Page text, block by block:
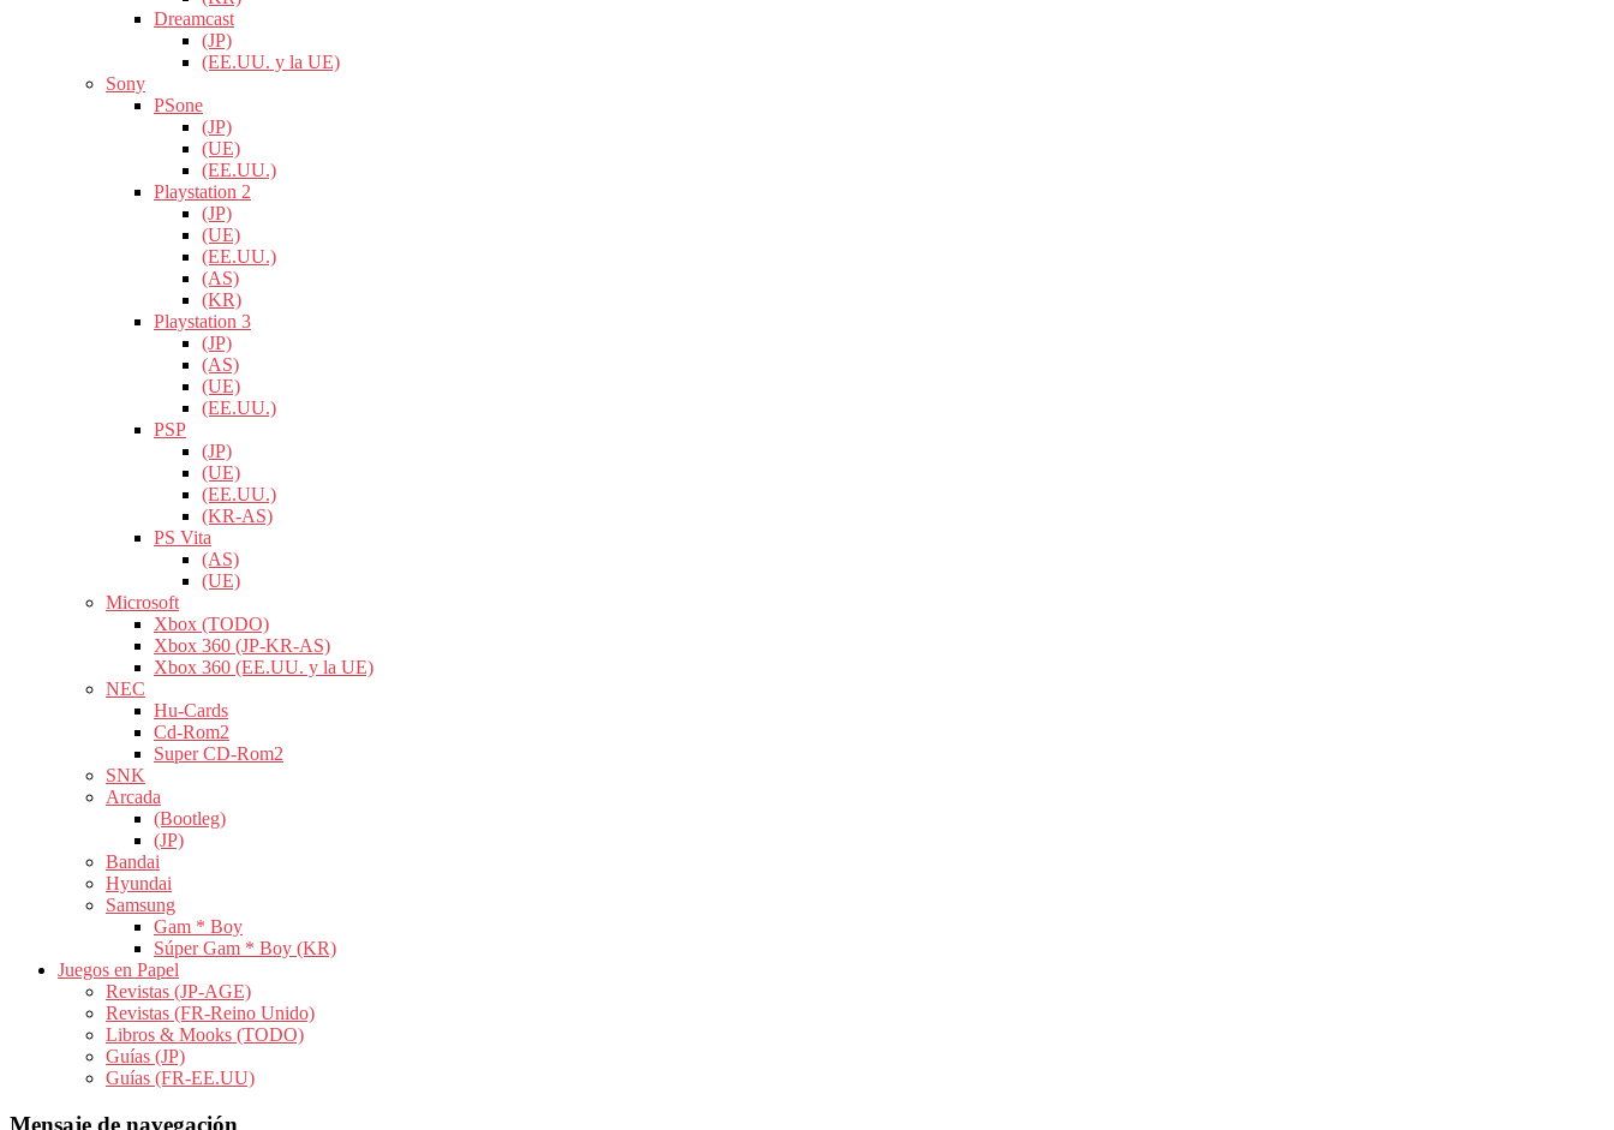
Dreamcast
(JP)
(EE.UU. y la UE)
Sony
PSone
(JP)
(UE)
(EE.UU.)
Playstation 2
(JP)
(UE)
(EE.UU.)
(AS)
(KR)
Playstation 3
(JP)
(AS)
(UE)
(EE.UU.)
PSP
(JP)
(UE)
(EE.UU.)
(KR-AS)
PS Vita
(AS)
(UE)
Microsoft
Xbox (TODO)
Xbox 360 (JP-KR-AS)
Xbox 360 (EE.UU. y la UE)
NEC
Hu-Cards
Cd-Rom2
Super CD-Rom2
SNK
Arcada
(Bootleg)
(JP)
Bandai
Hyundai
Samsung
Gam * Boy
Súper Gam * Boy (KR)
Juegos en Papel
Revistas (JP-AGE)
Revistas (FR-Reino Unido)
Libros & Mooks (TODO)
Guías (JP)
Guías (FR-EE.UU)
Mensaje de navegación